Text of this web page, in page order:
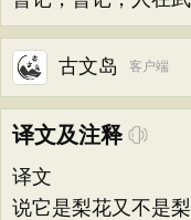
古文岛 客户端
译文及注释
译文
说它是梨花又不是